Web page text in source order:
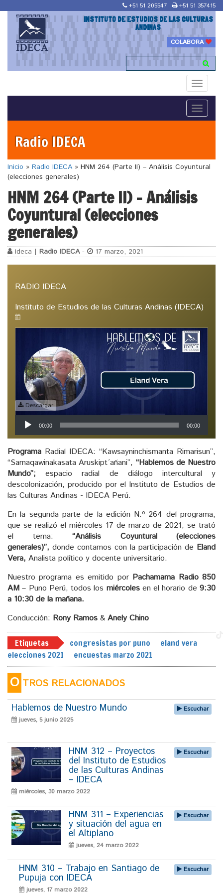
+51 51 205547 +51 51 357415
INSTITUTO DE ESTUDIOS DE LAS CULTURAS
ANDINAS
COLABORA
Toggle
Toggle
Radio IDECA
Inicio » Radio IDECA » HNM 264 (Parte II) – Análisis Coyuntural
(elecciones generales)
HNM 264 (Parte II) – Análisis
Coyuntural (elecciones
generales)
ideca | Radio IDECA- 17 marzo, 2021
RADIO IDECA
Instituto de Estudios de las Culturas Andinas (IDECA)
Descargar
Reproductor
de
audio
00:00 00:00
Programa Radial IDECA: “Kawsayninchismanta Rimarisun”,
“Sarnaqawinakasata Aruskipt´añani”, “Hablemos de Nuestro
Mundo”; espacio radial de diálogo intercultural y
descolonización, producido por el Instituto de Estudios de
las Culturas Andinas - IDECA Perú.
En la segunda parte de la edición N.º 264 del programa,
que se realizó el miércoles 17 de marzo de 2021, se trató
el tema: “Análisis Coyuntural (elecciones
generales)”, donde contamos con la participación de Eland
Vera, Analista político y docente universitario.
Nuestro programa es emitido por Pachamama Radio 850
AM – Puno Perú, todos los miércolesen el horario de9:30
a 10:30 de la mañana.
Conducción: Rony Ramos & Anely Chino
Etiquetas congresistas por puno
eland vera
elecciones 2021
encuestas marzo 2021
O TROS RELACIONADOS
Hablemos de Nuestro Mundo
jueves, 5 junio 2025
Escuchar
HNM 312 – Proyectos
del Instituto de Estudios
de las Culturas Andinas
– IDECA
miércoles, 30 marzo 2022
Escuchar
HNM 311 – Experiencias
y situación del agua en
el Altiplano
jueves, 24 marzo 2022
Escuchar
HNM 310 – Trabajo en Santiago de
Pupuja con IDECA
jueves, 17 marzo 2022
Escuchar